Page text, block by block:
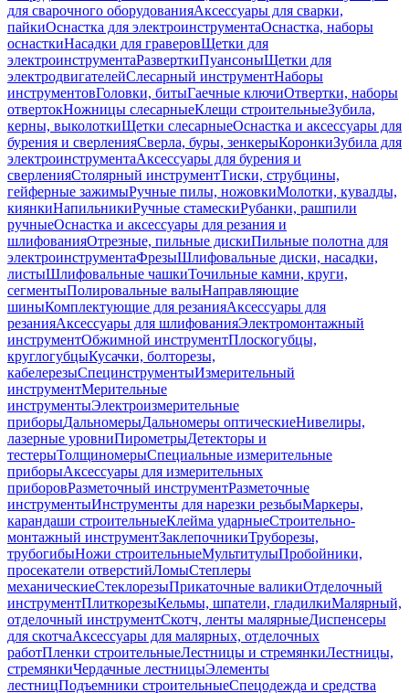
для сварочного оборудованияАксессуары для сварки,
пайкиОснастка для электроинструментаОснастка, наборы
оснасткиНасадки для граверовЩетки для
электроинструментаРазверткиПуансоныЩетки для
электродвигателейСлесарный инструментНаборы
инструментовГоловки, битыГаечные ключиОтвертки, наборы
отвертокНожницы слесарныеКлещи строительныеЗубила,
керны, выколоткиЩетки слесарныеОснастка и аксессуары для
бурения и сверленияСверла, буры, зенкерыКоронкиЗубила для
электроинструментаАксессуары для бурения и
сверленияСтолярный инструментТиски, струбцины,
гейферные зажимыРучные пилы, ножовкиМолотки, кувалды,
киянкиНапильникиРучные стамескиРубанки, рашпили
ручныеОснастка и аксессуары для резания и
шлифованияОтрезные, пильные дискиПильные полотна для
электроинструментаФрезыШлифовальные диски, насадки,
листыШлифовальные чашкиТочильные камни, круги,
сегментыПолировальные валыНаправляющие
шиныКомплектующие для резанияАксессуары для
резанияАксессуары для шлифованияЭлектромонтажный
инструментОбжимной инструментПлоскогубцы,
круглогубцыКусачки, болторезы,
кабелерезыСпецинструментыИзмерительный
инструментМерительные
инструментыЭлектроизмерительные
приборыДальномерыДальномеры оптическиеНивелиры,
лазерные уровниПирометрыДетекторы и
тестерыТолщиномерыСпециальные измерительные
приборыАксессуары для измерительных
приборовРазметочный инструментРазметочные
инструментыИнструменты для нарезки резьбыМаркеры,
карандаши строительныеКлейма ударныеСтроительно-
монтажный инструментЗаклепочникиТруборезы,
трубогибыНожи строительныеМультитулыПробойники,
просекатели отверстийЛомыСтеплеры
механическиеСтеклорезыПрикаточные валикиОтделочный
инструментПлиткорезыКельмы, шпатели, гладилкиМалярный,
отделочный инструментСкотч, ленты малярныеДиспенсеры
для скотчаАксессуары для малярных, отделочных
работПленки строительныеЛестницы и стремянкиЛестницы,
стремянкиЧердачные лестницыЭлементы
лестницПодъемники строительныеСпецодежда и средства